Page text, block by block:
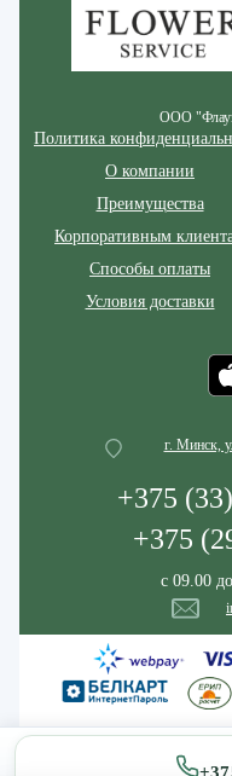
ООО
Политика
О компании
Преимущества
Корпоративным
Способы оплаты
Условия доставки
г. Минск,
+375
+375
с 09.00